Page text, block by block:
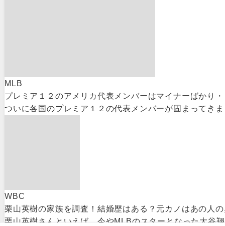
MLB
プレミア１２のアメリカ代表メンバーはマイナーばかり
ついに各国のプレミア１２の代表メンバーが固まってき
WBC
栗山英樹の家族を調査！結婚歴はある？元カノはあの人
栗山英樹さんといえば、今やMLBのスターとなった大谷